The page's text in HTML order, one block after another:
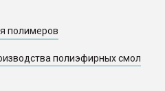
полимеров
полиэфирных смол